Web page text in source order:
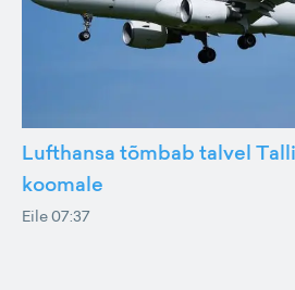
Lufthansa tõmbab talvel
koomale
Eile 07:37